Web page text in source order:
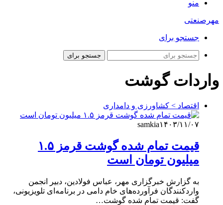
منو
مهرصنعتی
جستجو برای
جستجو برای
واردات گوشت
اقتصاد > کشاورزی و دامداری
samkia۱۴۰۳/۱۱/۰۷
قیمت تمام‌ شده گوشت قرمز ۱.۵
میلیون تومان است
به گزارش خبرگزاری مهر، عباس فولادین، دبیر انجمن
واردکنندگان فرآورده‌های خام دامی در برنامه‌ای تلویزیونی،
گفت: قیمت تمام شده گوشت…